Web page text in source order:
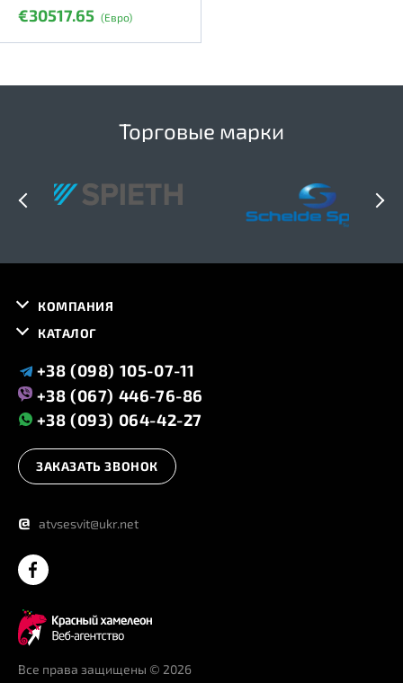
€30517.65 (Евро)
Торговые марки
Все права защищены © 2026
КОМПАНИЯ
КАТАЛОГ
+38 (098) 105-07-11
+38 (067) 446-76-86
+38 (093) 064-42-27
ЗАКАЗАТЬ ЗВОНОК
@ atvsesvit@ukr.net